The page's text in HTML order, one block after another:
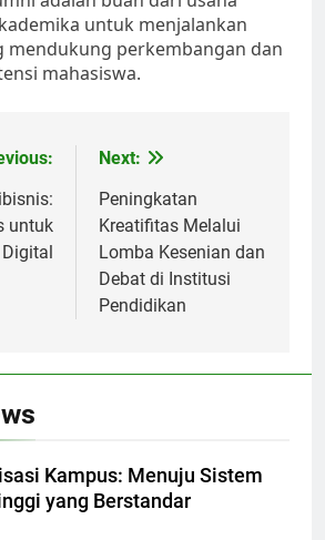
untuk menjalankan
mendukung perkembangan dan
mahasiswa.
untuk
Digital
Next:
Peningkatan
Kreatifitas Melalui
Lomba Kesenian dan
Debat di Institusi
Pendidikan
Kampus: Menuju Sistem
yang Berstandar